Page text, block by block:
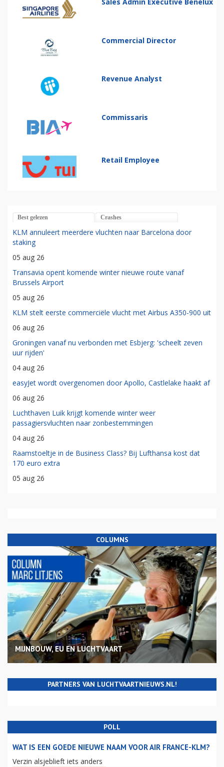
Commercial Director
Revenue Analyst
Commissaris
Retail Employee
Best gelezen Crashes
KLM annuleert meerdere vluchten naar Barcelona door
staking
05 aug 26
Transavia opent komende winter nieuwe route vanaf
Brussels Airport
05 aug 26
KLM stelt eerste commerciële vlucht met Airbus A350-900 uit
06 aug 26
Groningen vanaf nu verbonden met Esbjerg: 'scheelt zeven
uur rijden'
04 aug 26
easyJet wordt overgenomen door Apollo, Castlelake haakt af
06 aug 26
Luchthaven Luik krijgt komende winter weer
passagiersvluchten naar zonbestemmingen
04 aug 26
Raamstoeltje in de Business Class? Bij Lufthansa kost dat
170 euro extra
05 aug 26
COLUMNS
MIJNBOUW, EU EN LUCHTVAART
PARTNERS VAN LUCHTVAARTNIEUWS.NL!
POLL
WAT IS EEN GOEDE NIEUWE NAAM VOOR AIR FRANCE-KLM?
Verzin alsjeblieft iets anders